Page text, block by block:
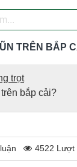
trọt
bắp cải?
TRÊN BẮP
4522 Lượt